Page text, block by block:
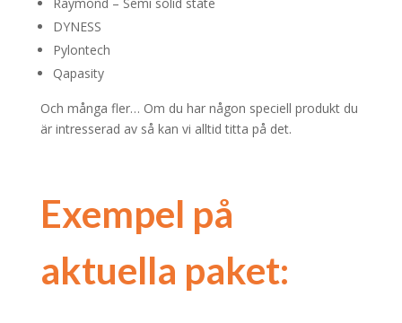
DYNESS
Pylontech
Qapasity
Och många fler… Om du har någon speciell produkt du
är intresserad av så kan vi alltid titta på det.
Exempel på
aktuella paket: